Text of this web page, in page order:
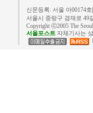
신문등록: 서울 아00174
서울시 중랑구 겸재로 49
Copyright ⓒ2005 The
서울포스트 자체기사는